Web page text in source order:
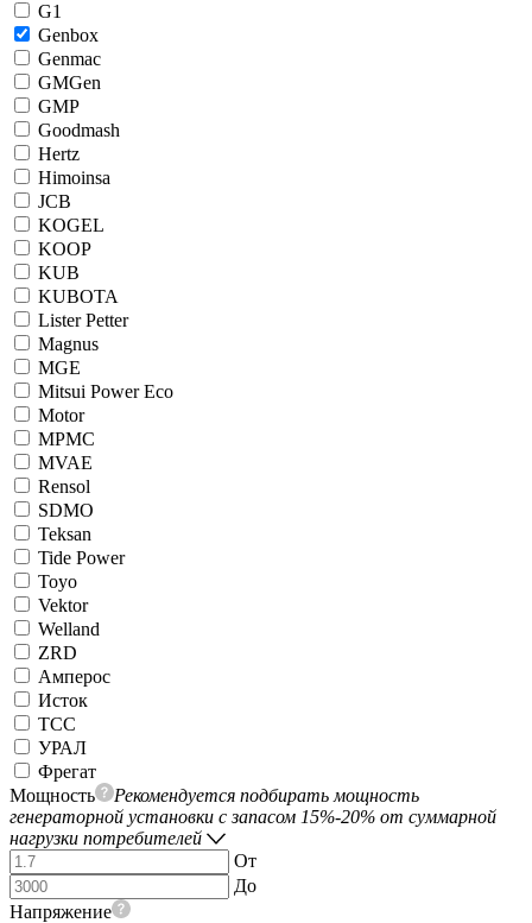
G1
Genbox
Genmac
GMGen
GMP
Goodmash
Hertz
Himoinsa
JCB
KOGEL
KOOP
KUB
KUBOTA
Lister Petter
Magnus
MGE
Mitsui Power Eco
Motor
MPMC
MVAE
Rensol
SDMO
Teksan
Tide Power
Toyo
Vektor
Welland
ZRD
Амперос
Исток
ТСС
УРАЛ
Фрегат
Мощность
Рекомендуется подбирать мощность
генераторной установки с запасом 15%-20% от суммарной
нагрузки потребителей
От
До
Напряжение